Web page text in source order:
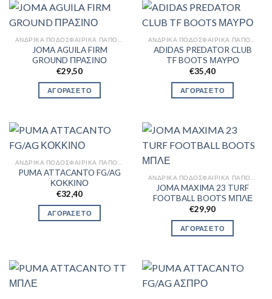
JOMA AGUILA FIRM
GROUND ΠΡΑΣΙΝΟ
€29,50
ΑΓΟΡΑΣΕ ΤΟ
ADIDAS PREDATOR CLUB
TF BOOTS ΜΑΥΡΟ
€35,40
ΑΓΟΡΑΣΕ ΤΟ
PUMA ATTACANTO FG/AG
ΚΟΚΚΙΝΟ
€32,40
ΑΓΟΡΑΣΕ ΤΟ
JOMA MAXIMA 23 TURF
FOOTBALL BOOTS ΜΠΛΕ
€29,90
ΑΓΟΡΑΣΕ ΤΟ